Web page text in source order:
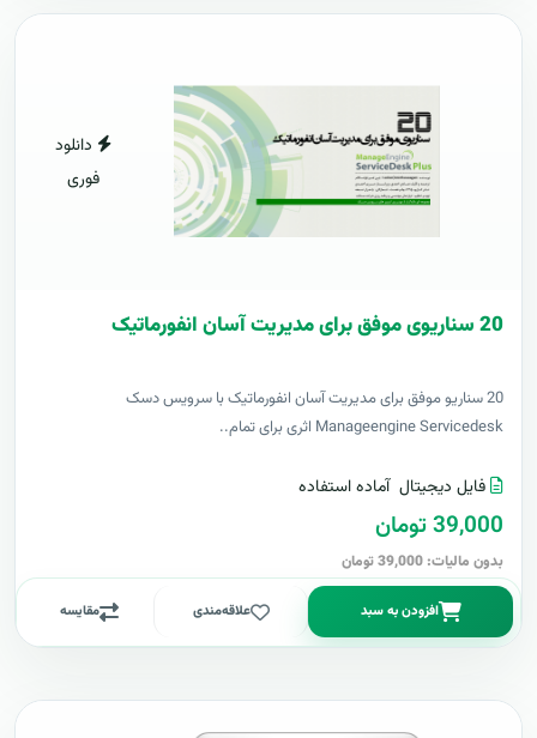
دانلود
فوری
20 سناریوی موفق برای مدیریت آسان انفورماتیک
20 سناریو موفق برای مدیریت آسان انفورماتیک با سرویس دسک
Manageengine Servicedesk اثری برای تمام..
فایل دیجیتال آماده استفاده
39,000 تومان
بدون مالیات: 39,000 تومان
افزودن به سبد علاقه‌مندی مقایسه